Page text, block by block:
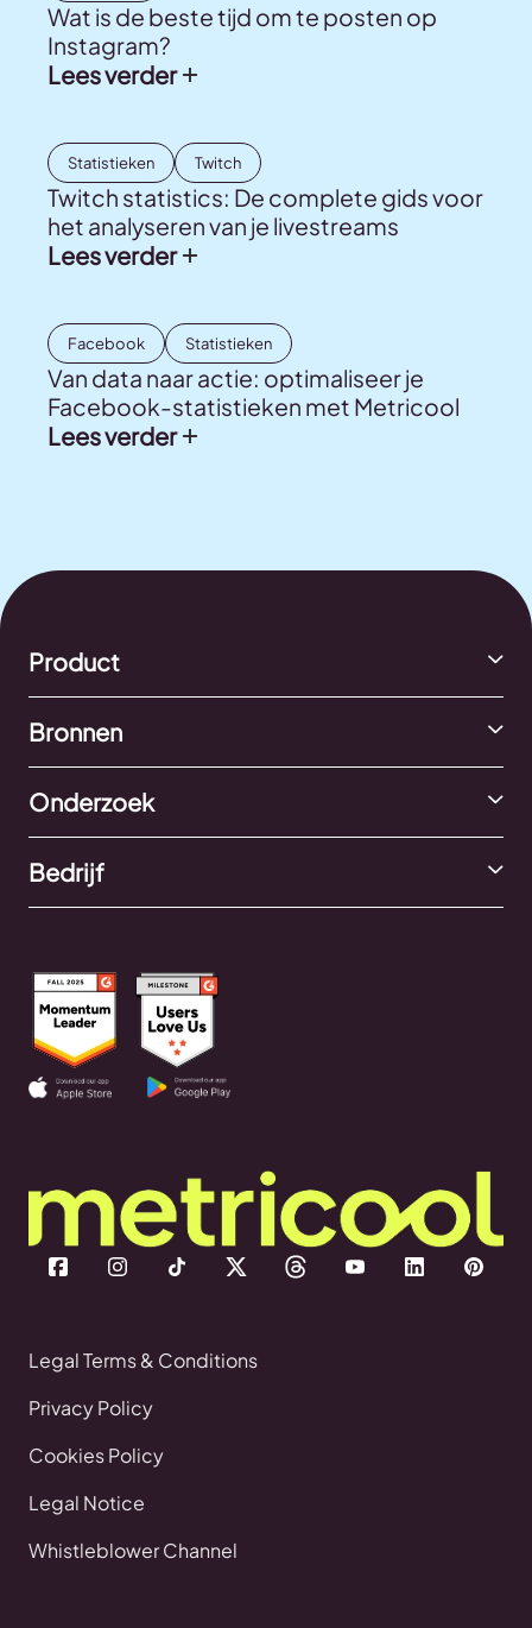
Wat is de beste tijd om te posten op
Instagram?
Lees verder
Statistieken Twitch
Twitch statistics: De complete gids voor
het analyseren van je livestreams
Lees verder
Facebook Statistieken
Van data naar actie: optimaliseer je
Facebook-statistieken met Metricool
Lees verder
Product
Bronnen
Onderzoek
Bedrijf
Legal Terms & Conditions
Privacy Policy
Cookies Policy
Legal Notice
Whistleblower Channel